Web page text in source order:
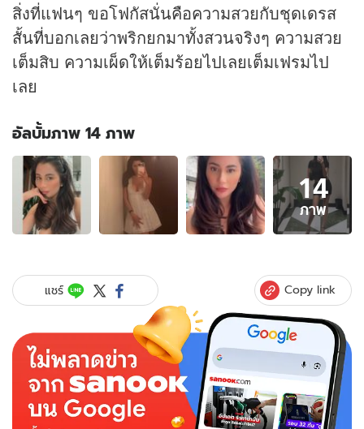
สิ่งที่แฟนๆ ขอโฟกัสนั่นคือความสวยกับชุดเดรส
สั้นที่บอกเลยว่าพริกยกมาทั้งสวนจริงๆ ความสวย
เต็มสิบ ความเผ็ดให้เต็มร้อยไปเลยเต็มเฟรมไป
เลย
อัลบั้มภาพ 14 ภาพ
อัลบั้ม
ภาพ
14
ภาพ
ของ
รยา"
เซล
ที่
ถูก
ต้อง
ความ
สวย
เต็ม
14
ภาพ
แชร์ Copy link